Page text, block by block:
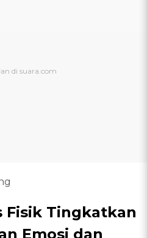
Fisik Tingkatkan
Emosi dan